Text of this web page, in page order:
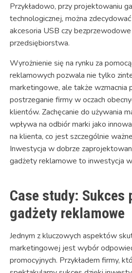
Przykładowo, przy projektowaniu
technologicznej, można
akcesoria USB czy
przedsiębiorstwa.
Wyrożnienie się na rynku za
reklamowych pozwala nie tylko
marketingowe, ale także wzmacnia
postrzeganie firmy w oczach
klientów. Zachęcanie do używania
wpływa na odbiór marki jako
na klienta, co jest szczególnie
Inwestycja w dobrze
gadżety reklamowe to inwestycja w
Case study: Sukces
gadżety reklamowe
Jednym z kluczowych aspektów
marketingowej jest wybór
promocyjnych. Przykładem firmy,